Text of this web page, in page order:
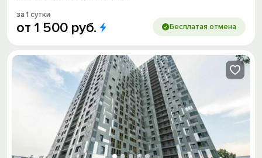
за 1 сутки
от 1 500 руб. Бесплатая отмена